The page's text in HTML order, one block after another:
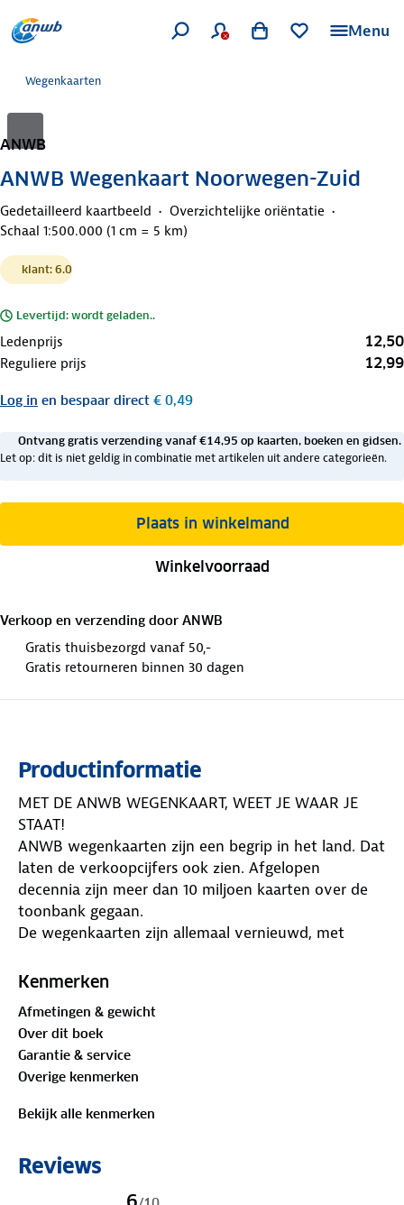
Menu
Wegenkaarten
ANWB
ANWB Wegenkaart Noorwegen-Zuid
Gedetailleerd kaartbeeld
Overzichtelijke oriëntatie
Schaal 1:500.000 (1 cm = 5 km)
klant: 6.0
Levertijd: wordt geladen..
Ledenprijs 12,50
Reguliere prijs 12,99
Log in en bespaar direct € 0,49
Ontvang gratis verzending vanaf €14,95 op kaarten, boeken en gidsen.
Let op: dit is niet geldig in combinatie met artikelen uit andere categorieën.
Plaats in winkelmand
Winkelvoorraad
Verkoop en verzending door ANWB
Gratis thuisbezorgd vanaf 50,-
Gratis retourneren binnen 30 dagen
Productinformatie
MET DE ANWB WEGENKAART, WEET JE WAAR JE
STAAT!
ANWB wegenkaarten zijn een begrip in het land. Dat
laten de verkoopcijfers ook zien. Afgelopen
decennia zijn meer dan 10 miljoen kaarten over de
toonbank gegaan.
De wegenkaarten zijn allemaal vernieuwd, met
minder makkelijk scheurt, zodat ze veelvuldig in- en
duidelijker overzicht van het wegennet en zijn nu
nog compacter en handzamer.
Met de gedetailleerde en nauwkeurige ANWB
Wegenkaart Scandinavië/IJsland 3. Noorwegen zuid
ga je goed voorbereid op autovakantie. Schaal van
• Overzichtelijke oriëntatie
• Schaal 1:500.000 (1 cm = 5 km)
Kenmerken
Afmetingen & gewicht
Over dit boek
Garantie & service
Overige kenmerken
Bekijk alle kenmerken
Reviews